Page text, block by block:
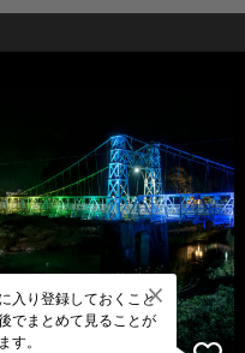
入り登録しておくこと
でまとめて見ることが
す。